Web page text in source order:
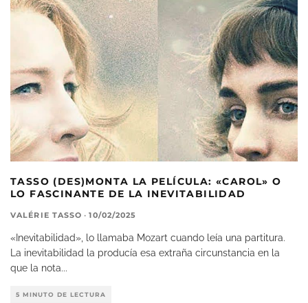
TASSO (DES)MONTA LA PELÍCULA: «CAROL» O
LO FASCINANTE DE LA INEVITABILIDAD
VALÉRIE TASSO · 10/02/2025
«Inevitabilidad», lo llamaba Mozart cuando leía una partitura.
La inevitabilidad la producía esa extraña circunstancia en la
que la nota...
5 MINUTO DE LECTURA